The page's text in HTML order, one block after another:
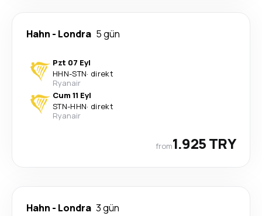
Hahn - Londra 5 gün
Pzt 07 Eyl
HHN-STN· direkt
Ryanair
Cum 11 Eyl
STN-HHN· direkt
Ryanair
from1.925 TRY
Hahn - Londra 3 gün